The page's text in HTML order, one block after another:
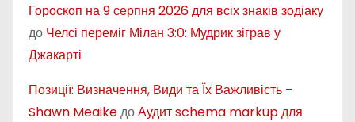
Гороскоп на 9 серпня 2026 для всіх знаків зодіаку
до Челсі переміг Мілан 3:0: Мудрик зіграв у
Джакарті
Позиції: Визначення, Види та Їх Важливість –
Shawn MeaikeдоАудит schema markup для